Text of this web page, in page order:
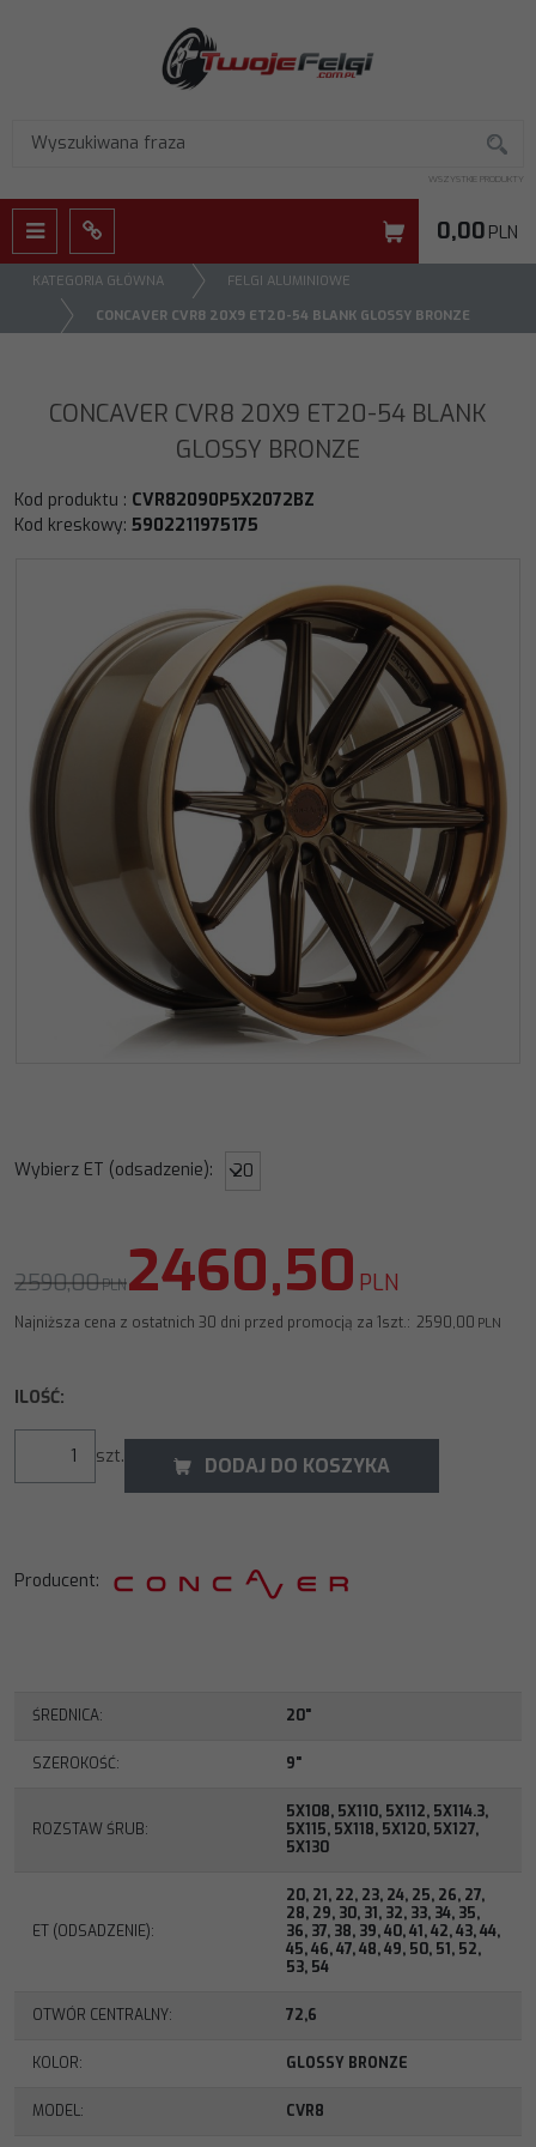
WSZYSTKIE PRODUKTY
Menu Panel 0,00 PLN
KATEGORIA GŁÓWNA
FELGI ALUMINIOWE
CONCAVER CVR8 20X9 ET20-54 BLANK GLOSSY BRONZE
CONCAVER CVR8 20X9 ET20-54 BLANK
GLOSSY BRONZE
Kod produktu : CVR82090P5X2072BZ
Kod kreskowy: 5902211975175
Wybierz ET (odsadzenie):
2590,00PLN2460,50 PLN
Najniższa cena z ostatnich 30 dni przed promocją za 1szt.: 2590,00 PLN
ILOŚĆ:
szt. DODAJ DO KOSZYKA
Producent:
ŚREDNICA: 20"
SZEROKOŚĆ: 9"
ROZSTAW ŚRUB:
5X108, 5X110, 5X112, 5X114.3,
5X115, 5X118, 5X120, 5X127,
5X130
ET (ODSADZENIE):
20, 21 , 22, 23, 24, 25, 26, 27,
28, 29, 30, 31 , 32, 33, 34, 35,
36, 37, 38, 39,40,41 ,42,43,44,
45,46,47,48,49, 50, 51 , 52,
53, 54
OTWÓR CENTRALNY: 72,6
KOLOR: GLOSSY BRONZE
MODEL: CVR8